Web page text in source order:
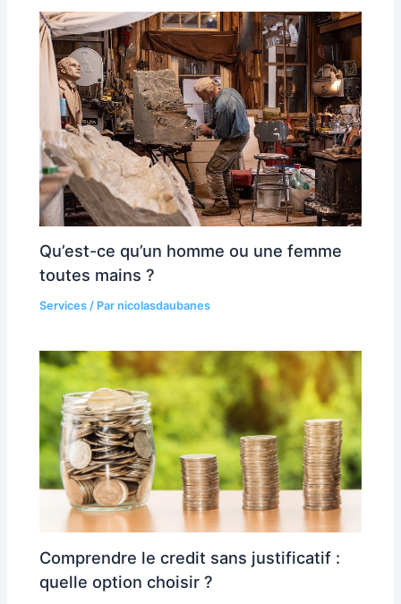
Qu’est-ce qu’un homme ou une femme
toutes mains ?
Services / Parnicolasdaubanes
Comprendre le credit sans justificatif :
quelle option choisir ?